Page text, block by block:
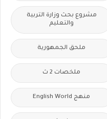
مشروع بحث وزارة التربية
والتعليم
ملحق الجمهورية
ملخصات 2 ث
منهج English World